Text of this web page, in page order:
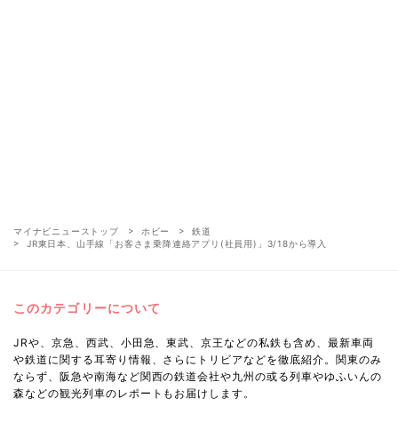
マイナビニューストップ ホビー
鉄道
JR東日本、山手線「お客さま乗降連絡アプリ(社員用)」3/18から導入
このカテゴリーについて
JRや、京急、西武、小田急、東武、京王などの私鉄も含め、最新車両
や鉄道に関する耳寄り情報、さらにトリビアなどを徹底紹介。関東のみ
ならず、阪急や南海など関西の鉄道会社や九州の或る列車やゆふいんの
森などの観光列車のレポートもお届けします。